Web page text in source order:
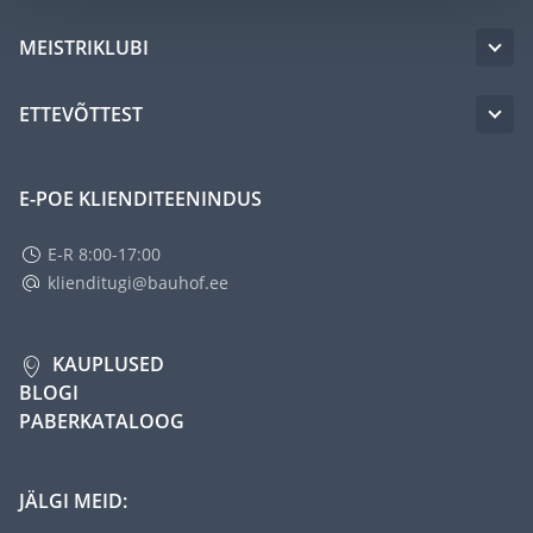
MEISTRIKLUBI
ETTEVÕTTEST
E-POE KLIENDITEENINDUS
E-R 8:00-17:00
klienditugi@bauhof.ee
KAUPLUSED
BLOGI
PABERKATALOOG
JÄLGI MEID: